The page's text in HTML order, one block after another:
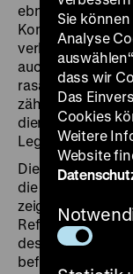
ebnete den Weg
verbreitete sich
auch die von
rasant. Zu den
zählten primär
diente die
Legitimation.
Die
die
zeigt
Reformationszeit
des Deutschen
befinden sich
Sie
Analyse
dass wir
Das
Cookies
Weitere
Website